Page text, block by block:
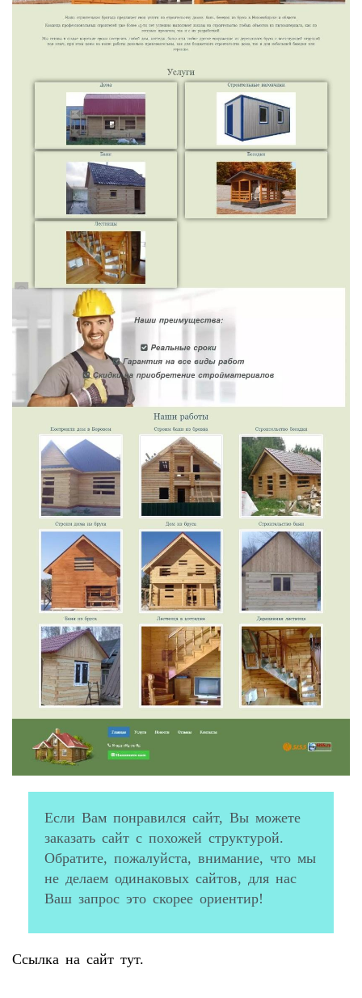
Если Вам понравился сайт, Вы можете
заказать сайт с похожей структурой.
Обратите, пожалуйста, внимание, что мы
не делаем одинаковых сайтов, для нас
Ваш запрос это скорее ориентир!
Ссылка на сайт тут.